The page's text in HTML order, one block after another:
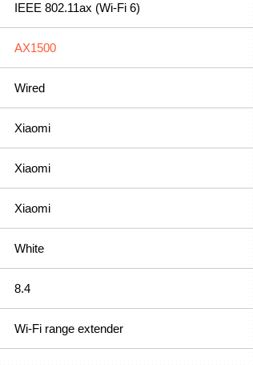
IEEE 802.11ax (Wi-Fi 6)
AX1500
Wired
Xiaomi
Xiaomi
Xiaomi
White
8.4
Wi-Fi range extender